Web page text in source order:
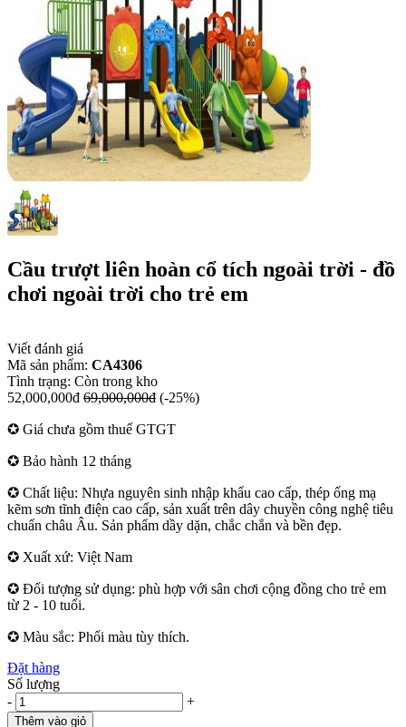
Cầu trượt liên hoàn cổ tích ngoài trời - đồ
chơi ngoài trời cho trẻ em
Viết đánh giá
Mã sản phẩm: CA4306
Tình trạng: Còn trong kho
52,000,000đ 69,000,000đ (-25%)
✪ Giá chưa gồm thuế GTGT
✪ Bảo hành 12 tháng
✪ Chất liệu: Nhựa nguyên sinh nhập khẩu cao cấp, thép ống mạ
kẽm sơn tĩnh điện cao cấp, sản xuất trên dây chuyền công nghệ tiêu
chuẩn châu Âu. Sản phẩm dầy dặn, chắc chắn và bền đẹp.
✪ Xuất xứ: Việt Nam
✪ Đối tượng sử dụng: phù hợp với sân chơi cộng đồng cho trẻ em
từ 2 - 10 tuổi.
✪ Màu sắc: Phối màu tùy thích.
Đặt hàng
Số lượng
-
+
Thêm vào giỏ